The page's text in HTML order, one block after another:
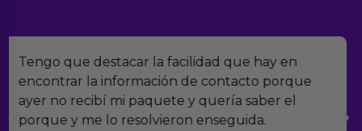
Encontramos Erotiks a través de Google y la
verdad es que nos han sorprendido. Tienen
muchísimos productos y han sido super atentos
con el seguimiento del pedido.